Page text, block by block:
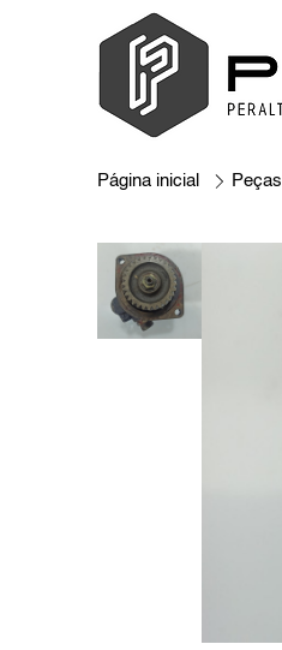
Página inicial Peças